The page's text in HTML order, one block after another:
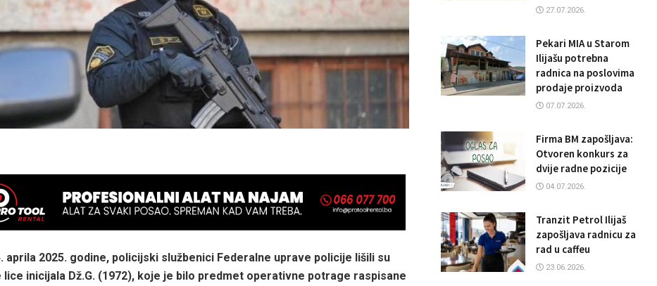
aprila 2025. godine, policijski službenici Federalne uprave policije lišili su
lice inicijala Dž.G. (1972), koje je bilo predmet operativne potrage raspisane
27.07.2026.
Pekari MIA u Starom
Ilijašu potrebna
radnica na poslovima
prodaje proizvoda
07.07.2026.
Firma BM zapošljava:
Otvoren konkurs za
dvije radne pozicije
04.07.2026.
Tranzit Petrol Ilijaš
zapošljava radnicu za
rad u caffeu
23.06.2026.